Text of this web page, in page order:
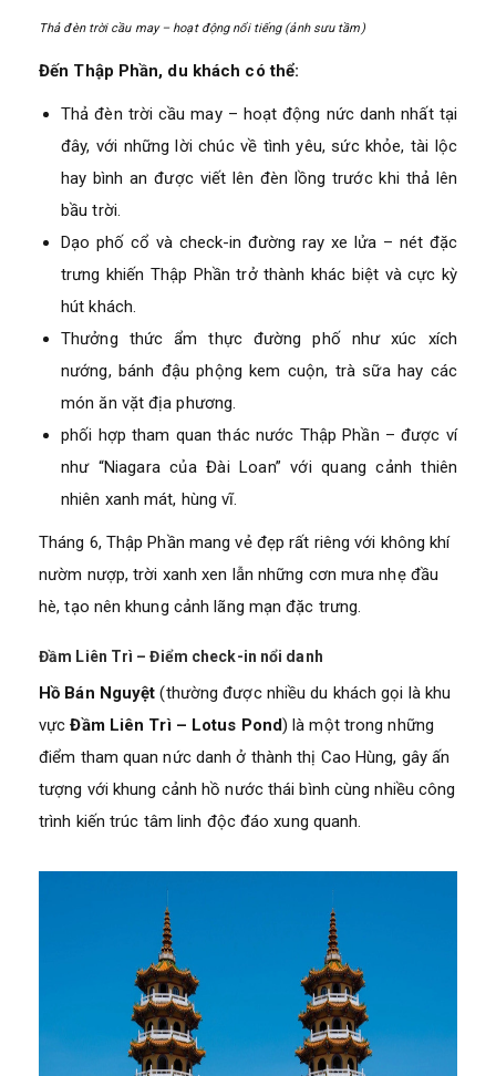
Thả đèn trời cầu may – hoạt động nổi tiếng (ảnh sưu tầm)
Đến Thập Phần, du khách có thể:
Thả đèn trời cầu may – hoạt động nức danh nhất tại
đây, với những lời chúc về tình yêu, sức khỏe, tài lộc
hay bình an được viết lên đèn lồng trước khi thả lên
bầu trời.
Dạo phố cổ và check-in đường ray xe lửa – nét đặc
trưng khiến Thập Phần trở thành khác biệt và cực kỳ
hút khách.
Thưởng thức ẩm thực đường phố như xúc xích
nướng, bánh đậu phộng kem cuộn, trà sữa hay các
món ăn vặt địa phương.
phối hợp tham quan thác nước Thập Phần – được ví
như “Niagara của Đài Loan” với quang cảnh thiên
nhiên xanh mát, hùng vĩ.
Tháng 6, Thập Phần mang vẻ đẹp rất riêng với không khí
nườm nượp, trời xanh xen lẫn những cơn mưa nhẹ đầu
hè, tạo nên khung cảnh lãng mạn đặc trưng.
Đầm Liên Trì – Điểm check-in nổi danh
Hồ Bán Nguyệt (thường được nhiều du khách gọi là khu
vực Đầm Liên Trì – Lotus Pond) là một trong những
điểm tham quan nức danh ở thành thị Cao Hùng, gây ấn
tượng với khung cảnh hồ nước thái bình cùng nhiều công
trình kiến trúc tâm linh độc đáo xung quanh.